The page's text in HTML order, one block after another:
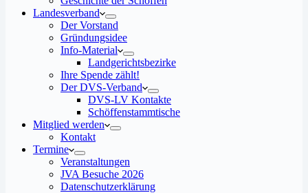
Landesverband
Der Vorstand
Gründungsidee
Info-Material
Landgerichtsbezirke
Ihre Spende zählt!
Der DVS-Verband
DVS-LV Kontakte
Schöffenstammtische
Mitglied werden
Kontakt
Termine
Veranstaltungen
JVA Besuche 2026
Datenschutz­erklärung